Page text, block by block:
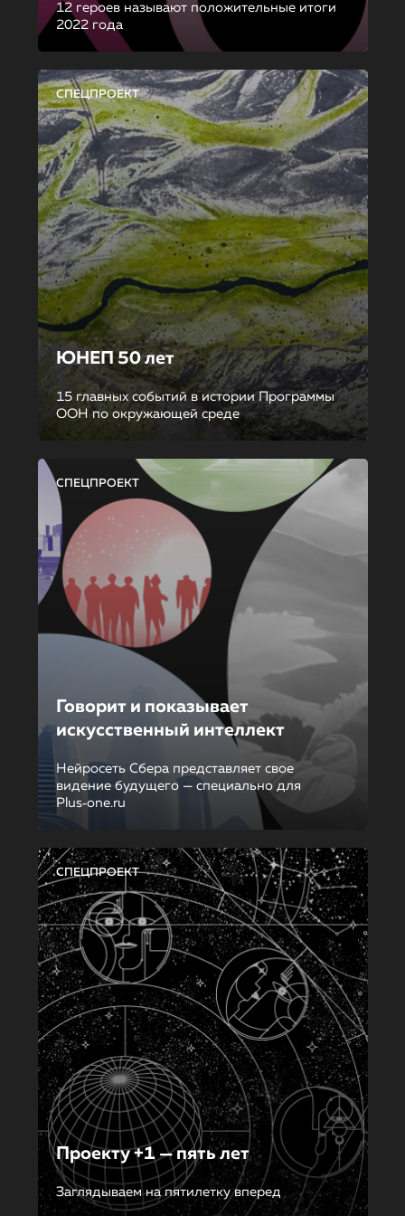
12 героев называют положительные итоги
2022 года
СПЕЦПРОЕКТ
ЮНЕП 50 лет
15 главных событий в истории Программы
ООН по окружающей среде
СПЕЦПРОЕКТ
Говорит и показывает
искусственный интеллект
Нейросеть Сбера представляет свое
видение будущего — специально для
Plus‑one.ru
СПЕЦПРОЕКТ
Проекту +1 — пять лет
Заглядываем на пятилетку вперед